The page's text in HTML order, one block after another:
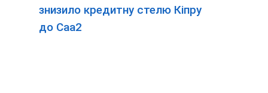
знизило кредитну стелю Кіпру
до Саа2